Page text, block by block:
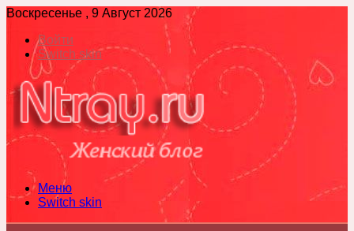
Воскресенье , 9 Август 2026
Войти
Switch skin
Меню
Switch skin